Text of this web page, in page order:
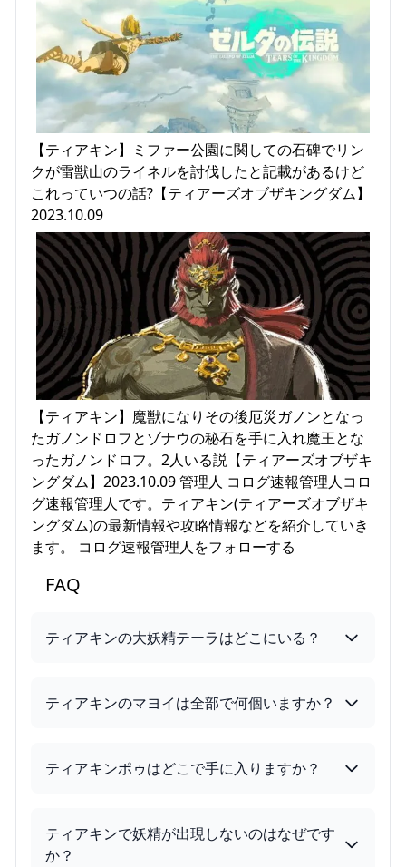
【ティアキン】ミファー公園に関しての石碑でリン
クが雷獣山のライネルを討伐したと記載があるけど
これっていつの話?【ティアーズオブザキングダム】
2023.10.09
【ティアキン】魔獣になりその後厄災ガノンとなっ
たガノンドロフとゾナウの秘石を手に入れ魔王とな
ったガノンドロフ。2人いる説【ティアーズオブザキ
ングダム】2023.10.09 管理人 コログ速報管理人コロ
グ速報管理人です。ティアキン(ティアーズオブザキ
ングダム)の最新情報や攻略情報などを紹介していき
ます。 コログ速報管理人をフォローする
FAQ
ティアキンの大妖精テーラはどこにいる？
ティアキンのマヨイは全部で何個いますか？
ティアキンポゥはどこで手に入りますか？
ティアキンで妖精が出現しないのはなぜです
か？